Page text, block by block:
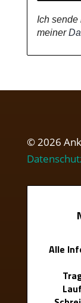
Ich sende
meiner
© 2026
Alle